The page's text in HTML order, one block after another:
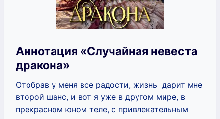
Аннотация «Случайная невеста
дракона»
Отобрав у меня все радости, жизнь дарит мне
второй шанс, и вот я уже в другом мире, в
прекрасном юном теле, с привлекательным